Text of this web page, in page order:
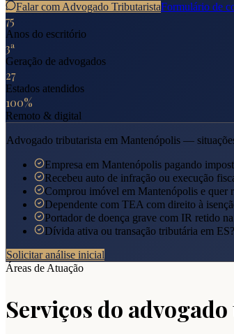
Falar com Advogado TributaristaFormulário de
75
Anos do escritório
3ª
Geração de advogados
27
Estados atendidos
100%
Remoto & digital
Advogado tributarista em Mantenópolis —
Empresa em Mantenópolis pagando
Recebeu auto de infração ou execução
Comprou imóvel em Mantenópolis e quer
Dependente com TEA com direito à
Portador de doença grave com IR retido
Dívida ativa ou transação tributária em ES?
Solicitar análise inicial
Áreas de Atuação
Serviços do